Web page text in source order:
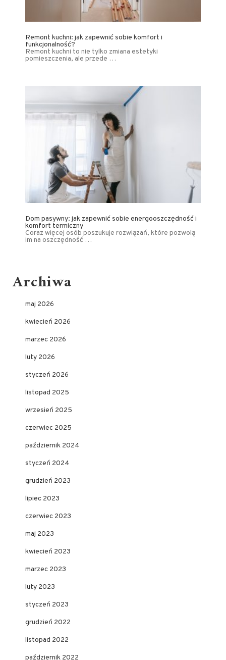
Remont kuchni: jak zapewnić sobie komfort i
funkcjonalność?
Remont kuchni to nie tylko zmiana estetyki
pomieszczenia, ale przede …
Dom pasywny: jak zapewnić sobie energooszczędność i
komfort termiczny
Coraz więcej osób poszukuje rozwiązań, które pozwolą
im na oszczędność …
Archiwa
maj 2026
kwiecień 2026
marzec 2026
luty 2026
styczeń 2026
listopad 2025
wrzesień 2025
czerwiec 2025
październik 2024
styczeń 2024
grudzień 2023
lipiec 2023
czerwiec 2023
maj 2023
kwiecień 2023
marzec 2023
luty 2023
styczeń 2023
grudzień 2022
listopad 2022
październik 2022